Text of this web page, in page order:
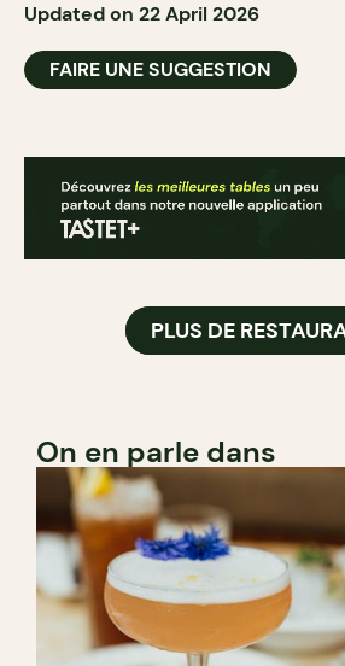
Updated on 22 April 2026
FAIRE UNE SUGGESTION
PLUS DE
On en parle dans